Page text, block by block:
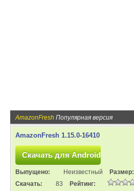
AmazonFresh Популярная версия
AmazonFresh 1.15.0-16410
Выпущено: Неизвестный Размер:
Скачать:
83
Рейтинг: